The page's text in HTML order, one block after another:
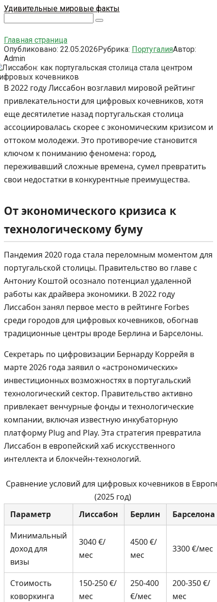
Перейти
контенту
Удивительные мировые факты
Главная страница
Опубликовано: 22.05.2026Рубрика: ПортугалияАвтор:
Admin
В 2022 году Лиссабон возглавил мировой рейтинг
привлекательности для цифровых кочевников, хотя
еще десятилетие назад португальская столица
ассоциировалась скорее с экономическим кризисом и
оттоком молодежи. Это противоречие становится
ключом к пониманию феномена: город,
переживавший сложные времена, сумел превратить
свои недостатки в конкурентные преимущества.
От экономического кризиса к
технологическому буму
Пандемия 2020 года стала переломным моментом для
португальской столицы. Правительство во главе с
Антониу Коштой осознало потенциал удаленной
работы как драйвера экономики. В 2022 году
Лиссабон занял первое место в рейтинге Forbes
среди городов для цифровых кочевников, обогнав
традиционные центры вроде Берлина и Барселоны.
Секретарь по цифровизации Бернарду Коррейя в
марте 2026 года заявил о «астрономических»
инвестиционных возможностях в португальский
технологический сектор. Правительство активно
привлекает венчурные фонды и технологические
компании, включая известную инкубаторную
платформу Plug and Play. Эта стратегия превратила
Лиссабон в европейский хаб искусственного
интеллекта и блокчейн-технологий.
Сравнение условий для цифровых кочевников в
(2025 год)
Параметр
Лиссабон Берлин
Барселона
Минимальный
доход для
визы
3040 €/
мес
4500 €/
мес
3300 €/мес
Стоимость
коворкинга
150-250 €/
мес
250-400
€/мес
200-350 €/
мес